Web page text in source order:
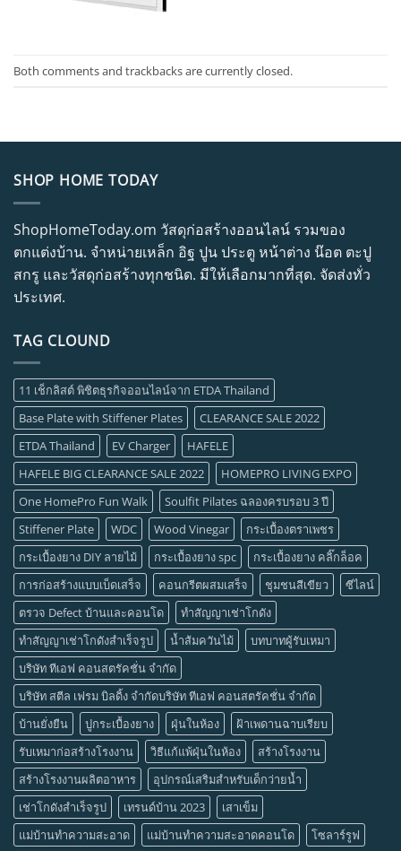
Both comments and trackbacks are currently closed.
SHOP HOME TODAY
ShopHomeToday.om วัสดุก่อสร้างออนไลน์ รวมของ
ตกแต่งบ้าน. จำหน่ายเหล็ก อิฐ ปูน ประตู หน้าต่าง น๊อต ตะปู
สกรู และวัสดุก่อสร้างทุกชนิด. มีให้เลือกมากที่สุด. จัดส่งทั่ว
ประเทศ.
TAG CLOUND
11 เช็กลิสต์ พิชิตธุรกิจออนไลน์จาก ETDA Thailand
Base Plate with Stiffener Plates
CLEARANCE SALE 2022
ETDA Thailand
EV Charger
HAFELE
HAFELE BIG CLEARANCE SALE 2022
HOMEPRO LIVING EXPO
One HomePro Fun Walk
Soulfit Pilates ฉลองครบรอบ 3 ปี
Stiffener Plate
WDC Wood Vinegar
กระเบื้องตราเพชร
กระเบื้องยาง DIY ลายไม้
กระเบื้องยาง spc
กระเบื้องยาง คลิ๊กล็อค
การก่อสร้างแบบเบ็ดเสร็จ
คอนกรีตผสมเสร็จ ชุมชนสีเขียว
ซีไลน์
ตรวจ Defect บ้านและคอนโด
ทำสัญญาเช่าโกดัง
ทำสัญญาเช่าโกดังสำเร็จรูป
น้ำส้มควันไม้
บทบาทผู้รับเหมา
บริษัท ทีเอฟ คอนสตรัคชั่น จำกัด
บริษัท สตีล เฟรม บิลดิ้ง จำกัดบริษัท ทีเอฟ คอนสตรัคชั่น จำกัด
บ้านยั่งยืน
ปูกระเบื้องยาง ฝุ่นในห้อง
ฝ้าเพดานฉาบเรียบ
รับเหมาก่อสร้างโรงงาน
วิธีแก้แพ้ฝุ่นในห้อง
สร้างโรงงาน
สร้างโรงงานผลิตอาหาร
อุปกรณ์เสริมสำหรับเด็กว่ายน้ำ
เช่าโกดังสำเร็จรูป
เทรนด์บ้าน 2023
เสาเข็ม
แม่บ้านทำความสะอาด
แม่บ้านทำความสะอาดคอนโด
โซลาร์รูฟ